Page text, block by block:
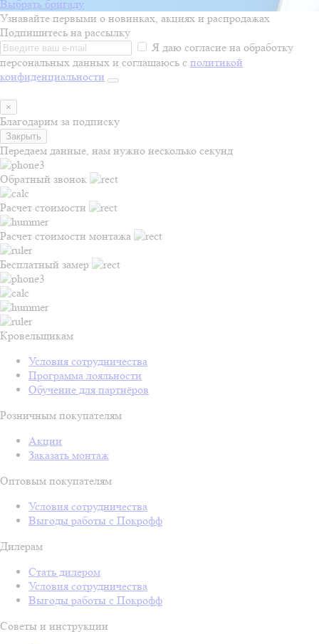
Выбрать бригаду
Узнавайте первыми о новинках, акциях и распродажах
Подпишитесь на рассылку
Я даю согласие на обработку
персональных данных и соглашаюсь с политикой
конфиденциальности
×
Благодарим за подписку
Закрыть
Передаем данные, нам нужно несколько секунд
Обратный звонок
Расчет стоимости
Расчет стоимости монтажа
Бесплатный замер
Кровельщикам
Условия сотрудничества
Программа лояльности
Обучение для партнёров
Розничным покупателям
Акции
Заказать монтаж
Оптовым покупателям
Условия сотрудничества
Выгоды работы с Покрофф
Дилерам
Стать дилером
Условия сотрудничества
Выгоды работы с Покрофф
Советы и инструкции